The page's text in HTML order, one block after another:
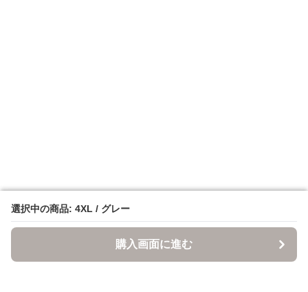
選択中の商品: 4XL / グレー
購入画面に進む
選択中の商品: 4XL / グレー
購入画面に進む